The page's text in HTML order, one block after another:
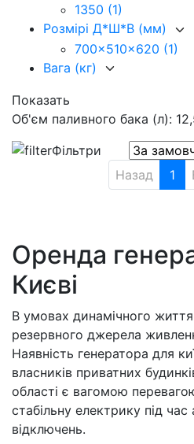
1350 (1)
Розмірі Д*Ш*В (мм)
700x510x620 (1)
Вага (кг)
Показать
Об'єм паливного бака (л):
Фільтри
Назад
1
Оренда
Києві
В умовах динамічного життя
резервного джерела
Наявність генератора для
власників приватних
області є вагомою
стабільну електрику під
відключень.